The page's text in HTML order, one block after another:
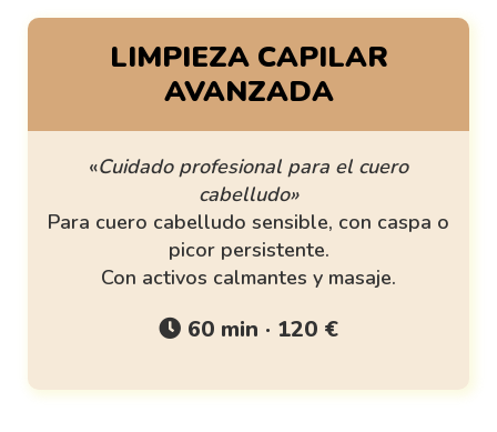
LIMPIEZA CAPILAR
AVANZADA
«Cuidado profesional para el cuero
cabelludo»
Para cuero cabelludo sensible, con caspa o
picor persistente.
Con activos calmantes y masaje.
60 min · 120 €